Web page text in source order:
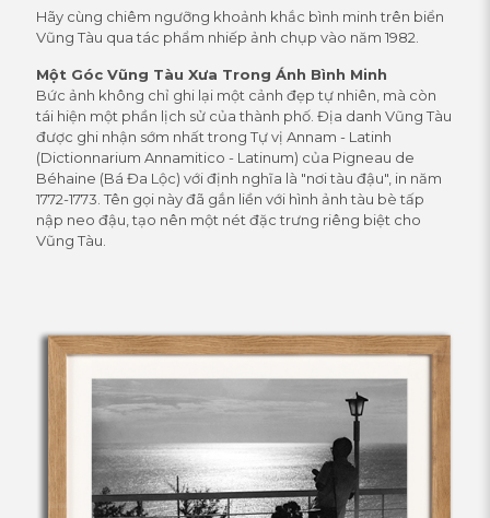
Hãy cùng chiêm ngưỡng khoảnh khắc bình minh trên biển
Vũng Tàu qua tác phẩm nhiếp ảnh chụp vào năm 1982.
Một Góc Vũng Tàu Xưa Trong Ánh Bình Minh
Bức ảnh không chỉ ghi lại một cảnh đẹp tự nhiên, mà còn
tái hiện một phần lịch sử của thành phố. Địa danh Vũng Tàu
được ghi nhận sớm nhất trong Tự vị Annam - Latinh
(Dictionnarium Annamitico - Latinum) của Pigneau de
Béhaine (Bá Đa Lộc) với định nghĩa là "nơi tàu đậu", in năm
1772-1773. Tên gọi này đã gắn liền với hình ảnh tàu bè tấp
nập neo đậu, tạo nên một nét đặc trưng riêng biệt cho
Vũng Tàu.